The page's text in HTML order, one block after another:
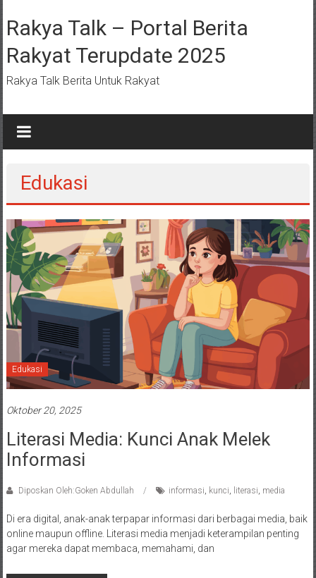
ke
konten
Rakya Talk – Portal Berita
Rakyat Terupdate 2025
Rakya Talk Berita Untuk Rakyat
Edukasi
Edukasi
Oktober 20, 2025
Literasi Media: Kunci Anak Melek
Informasi
Diposkan Oleh:Goken Abdullah informasi kunci literasi media
Di era digital, anak-anak terpapar informasi dari berbagai media, baik
online maupun offline. Literasi media menjadi keterampilan penting
agar mereka dapat membaca, memahami, dan